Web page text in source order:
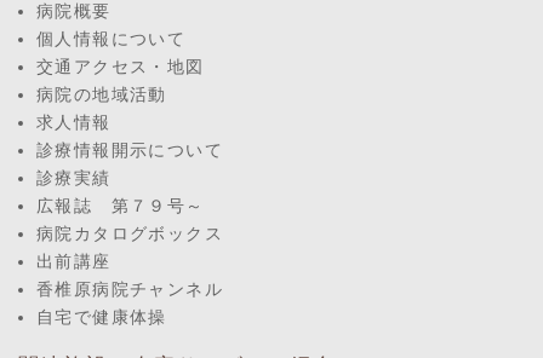
病院概要
個人情報について
交通アクセス・地図
病院の地域活動
求人情報
診療情報開示について
診療実績
広報誌 第７９号～
病院カタログボックス
出前講座
香椎原病院チャンネル
自宅で健康体操